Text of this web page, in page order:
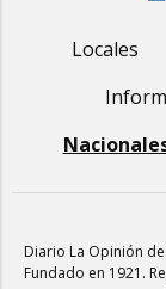
Locales
Diario La Opinión de
Fundado en 1921.